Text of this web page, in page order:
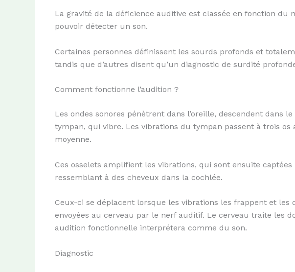
La gravité de la déficience auditive est classée en fonction du
pouvoir détecter un son.
Certaines personnes définissent les sourds profonds et
tandis que d’autres disent qu’un diagnostic de surdité
Comment fonctionne l’audition ?
Les ondes sonores pénètrent dans l’oreille, descendent dans
tympan, qui vibre. Les vibrations du tympan passent à trois os
moyenne.
Ces osselets amplifient les vibrations, qui sont ensuite
ressemblant à des cheveux dans la cochlée.
Ceux-ci se déplacent lorsque les vibrations les frappent et les
envoyées au cerveau par le nerf auditif. Le cerveau traite les
audition fonctionnelle interprétera comme du son.
Diagnostic